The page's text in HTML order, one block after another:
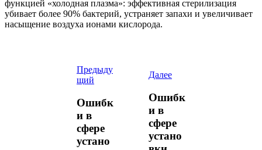
функцией «холодная плазма»: эффективная стерилизация
убивает более 90% бактерий, устраняет запахи и увеличивает
насыщение воздуха ионами кислорода.
Предыду
щий
Ошибк
и в
сфере
устано
Далее
Ошибк
и в
сфере
устано